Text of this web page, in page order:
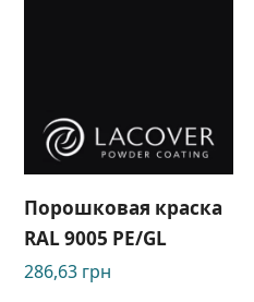
Порошковая краска
RAL 9005 PE/GL
286,63 грн